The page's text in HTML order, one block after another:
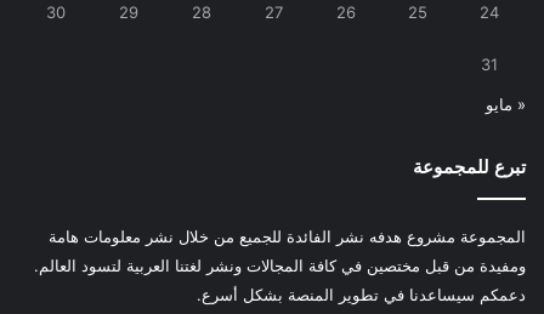
24
25
26
27
28
29
30
31
« مايو
تبرع للمجموعة
المجموعة مشروع هدفه نشر الفائدة للجميع من خلال نشر معلومات هامة
ومفيدة من قبل مختصين في كافة المجالات ونشر لغتنا العربية لتسود العالم.
دعمكم سيساعدنا في تطوير المنصة بشكل أسرع.